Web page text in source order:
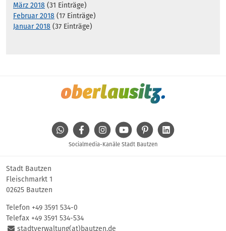
März 2018 (31 Einträge)
Februar 2018 (17 Einträge)
Januar 2018 (37 Einträge)
WhatsAppFacebookInstagramYoutube Pinterest
Socialmedia-Kanäle Stadt Bautzen
Stadt Bautzen
Fleischmarkt 1
02625 Bautzen
Telefon +49 3591 534-0
Telefax +49 3591 534-534
stadtverwaltung(at)bautzen.de